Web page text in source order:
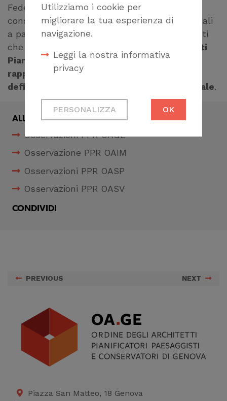
Utilizziamo i cookie per
migliorare la tua esperienza di
navigazione.
Leggi la nostra informativa
privacy
Cookie tecnici
Necessari per
correttamente del
sito
Cookie di profilazione
Ci permettono di
PERSONALIZZA OK
Federazione Architetti PPC della Liguria e
conseguentemente di tutti gli Ordini Provinciali
a partecipare a tavoli tecnici dedicati, convinti
che
il contributo degli Architetti Paesaggisti
Pianificatori e Conservatori Liguri possa
rappresentare un valore aggiunto per la
definizione del Piano Paesaggistico Regionale.
ALLEGATI
Osservazioni PPR OAGE
Osservazione PPR OAIM
Osservazioni PPR OASP
Osservazioni PPR OASV
CONDIVIDI
PREVIOUS NEXT
Piazza San Matteo, 18 Genova